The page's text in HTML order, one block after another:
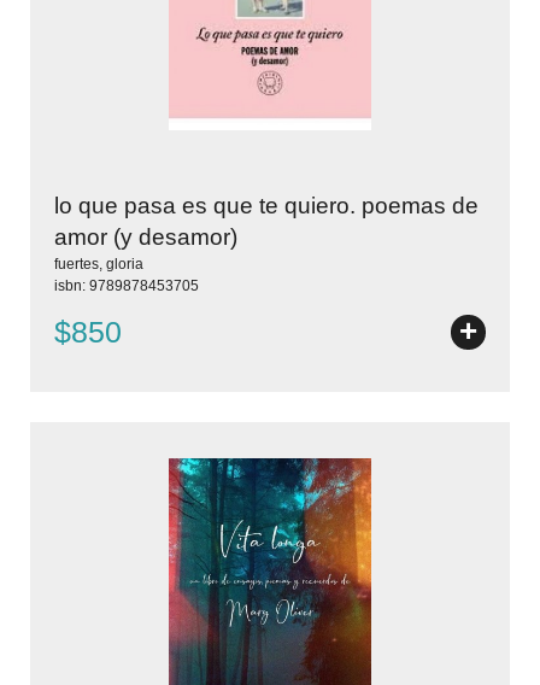
lo que pasa es que te quiero. poemas de
amor (y desamor)
fuertes, gloria
isbn: 9789878453705
$850 +